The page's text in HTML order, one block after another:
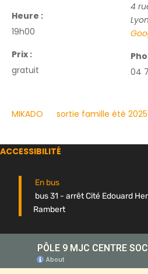
Heure :
19h00
Prix :
gratuit
4
04
MIKADO sortie famille été 2025
ACCESSIBILITÉ
En bus
bus 31 - arrêt Cité Edouard
Rambert